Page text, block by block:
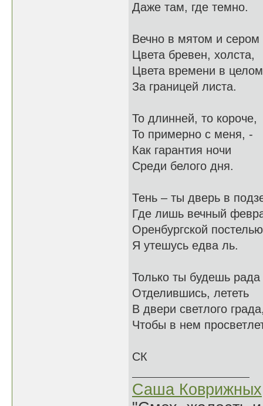
Даже там, где темно.
Вечно в мятом и сером
Цвета бревен, холста,
Цвета времени в целом
За границей листа.
То длинней, то короче,
То примерно с меня, -
Как гарантия ночи
Среди белого дня.
Тень – ты дверь в
Где лишь вечный
Оренбургской постелью
Я утешусь едва ль.
Только ты будешь рада
Отделившись, лететь
В двери светлого
Чтобы в нем
СК
Саша Коврижных